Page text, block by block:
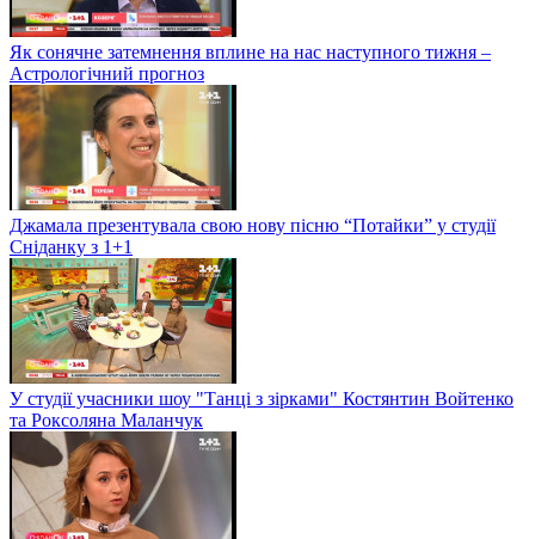
Як сонячне затемнення вплине на нас наступного тижня –
Астрологічний прогноз
Джамала презентувала свою нову пісню “Потайки” у студії
Сніданку з 1+1
У студії учасники шоу "Танці з зірками" Костянтин Войтенко
та Роксоляна Маланчук